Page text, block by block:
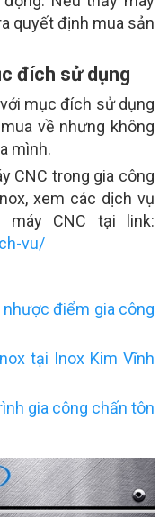
quyết định mua sản
đích sử dụng
mục đích sử dụng
về nhưng không
mình.
CNC trong gia công
xem các dịch vụ
CNC tại link:
vu/
nhược điểm gia công
tại Inox Kim Vĩnh
gia công chấn tôn